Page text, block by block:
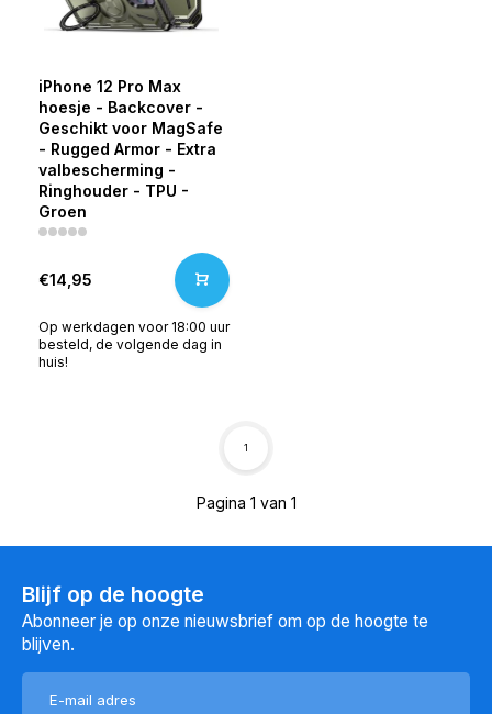
iPhone 12 Pro Max
hoesje - Backcover -
Geschikt voor MagSafe
- Rugged Armor - Extra
valbescherming -
Ringhouder - TPU -
Groen
€14,95
Op werkdagen voor 18:00 uur
besteld, de volgende dag in
huis!
Pagina 1 van 1
1
Blijf op de hoogte
Abonneer je op onze nieuwsbrief om op de hoogte te
blijven.